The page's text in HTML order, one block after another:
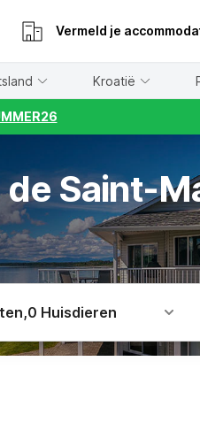
Vermeld je
Kroatië
de Saint-
,0 Huisdieren